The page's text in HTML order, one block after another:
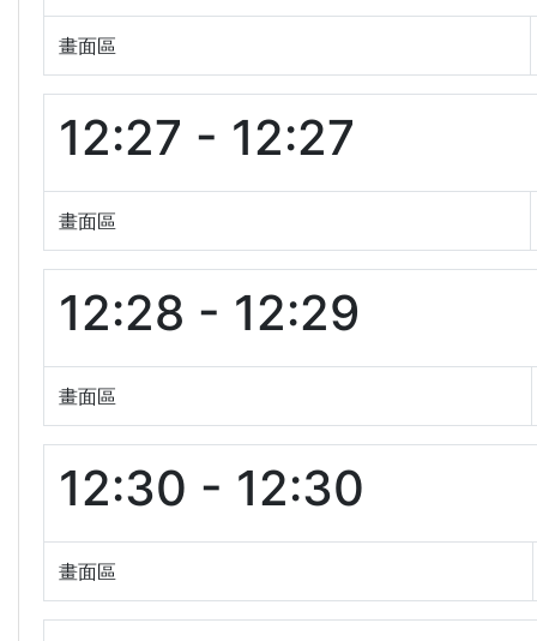
畫面區
12:27 - 12:27
畫面區
12:28 - 12:29
畫面區
12:30 - 12:30
畫面區